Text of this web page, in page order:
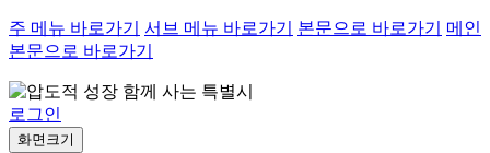
주 메뉴 바로가기 서브 메뉴 바로가기 본문으로 바로가기
메인
본문으로 바로가기
로그인
화면크기